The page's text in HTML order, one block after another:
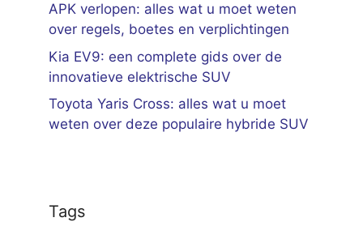
APK verlopen: alles wat u moet weten
over regels, boetes en verplichtingen
Kia EV9: een complete gids over de
innovatieve elektrische SUV
Toyota Yaris Cross: alles wat u moet
weten over deze populaire hybride SUV
Tags